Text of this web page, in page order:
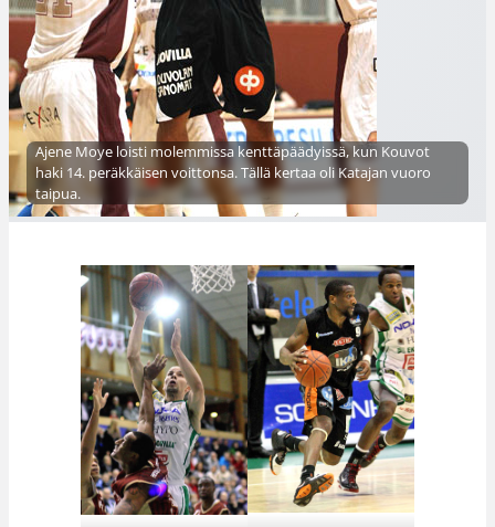
Ajene Moye loisti molemmissa kenttäpäädyissä, kun Kouvot
haki 14. peräkkäisen voittonsa. Tällä kertaa oli Katajan vuoro
taipua.